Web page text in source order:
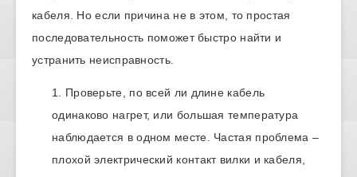
кабеля. Но если причина не в этом, то простая
последовательность поможет быстро найти и
устранить неисправность.
Проверьте, по всей ли длине кабель
одинаково нагрет, или большая температура
наблюдается в одном месте. Частая проблема –
плохой электрический контакт вилки и кабеля,